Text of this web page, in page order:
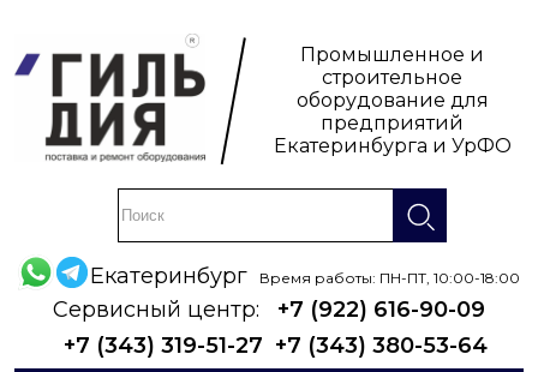
Промышленное и
строительное
оборудование для
предприятий
Екатеринбурга и УрФО
Екатеринбург Время работы: ПН-ПТ, 10:00-18:00
Сервисный центр:
+7 (922) 616-90-09
+7 (343) 319-51-27 +7 (343) 380-53-64